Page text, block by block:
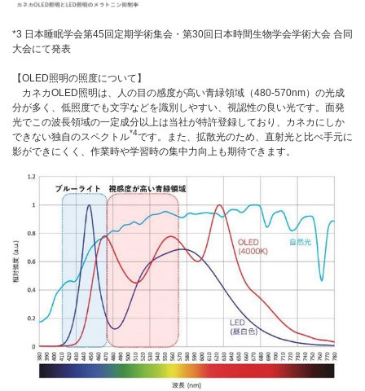
*3 日本睡眠学会第45回定期学術集会・第30回日本時間生物学会学術大会 合同
大会にて発表
【OLED照明の照度について】
カネカOLED照明は、人の目の感度が高い青緑領域（480-570nm）の光成
分が多く、低照度でも文字などを識別しやすい、視認性の良い光です。面発
光でこの波長領域の一定成分以上は当社が特許登録しており、カネカにしか
できない独自のスペクトル*4です。また、拡散光のため、直射光と比べ手元に
影ができにくく、作業時や学習時の集中力向上も期待できます。